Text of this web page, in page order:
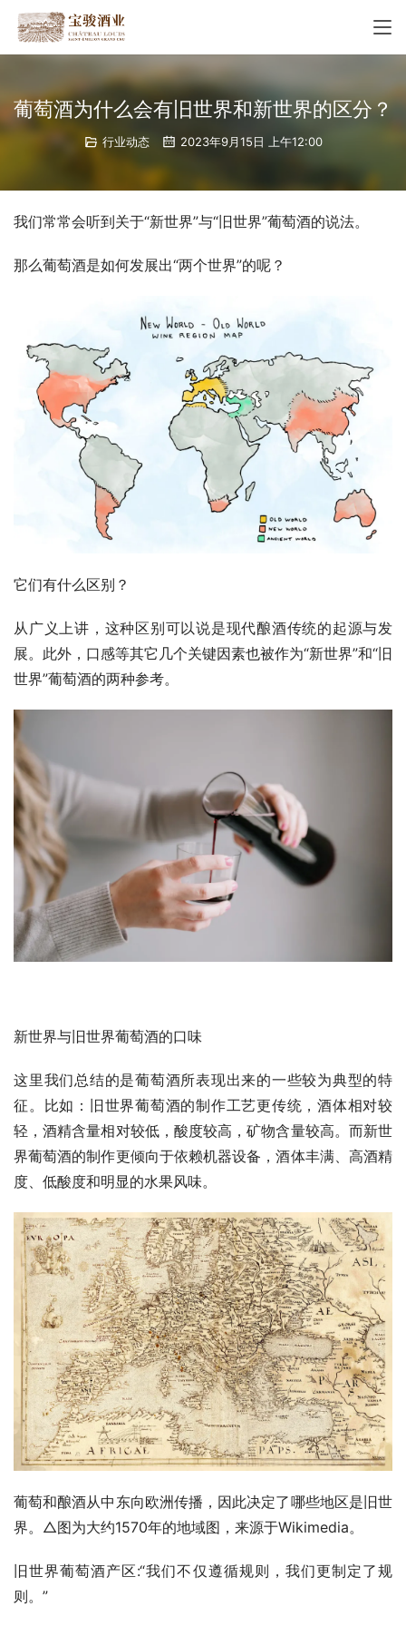
葡萄酒为什么会有旧世界和新世界的区分？
行业动态 2023年9月15日 上午12:00
我们常常会听到关于“新世界”与“旧世界”葡萄酒的说法。
那么葡萄酒是如何发展出“两个世界”的呢？
它们有什么区别？
从广义上讲，这种区别可以说是现代酿酒传统的起源与发
展。此外，口感等其它几个关键因素也被作为“新世界”和“旧
世界”葡萄酒的两种参考。
新世界与旧世界葡萄酒的口味
这里我们总结的是葡萄酒所表现出来的一些较为典型的特
征。比如：旧世界葡萄酒的制作工艺更传统，酒体相对较
轻，酒精含量相对较低，酸度较高，矿物含量较高。而新世
界葡萄酒的制作更倾向于依赖机器设备，酒体丰满、高酒精
度、低酸度和明显的水果风味。
葡萄和酿酒从中东向欧洲传播，因此决定了哪些地区是旧世
界。△图为大约1570年的地域图，来源于Wikimedia。
旧世界葡萄酒产区:“我们不仅遵循规则，我们更制定了规
则。”